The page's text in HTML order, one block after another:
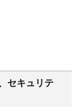
セキュリテ